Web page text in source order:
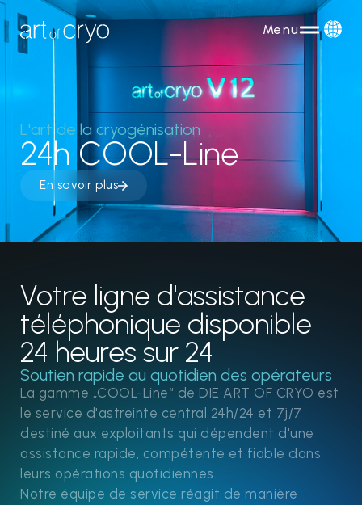
Menu
L'art de la cryogénisation
24h COOL-Line
En savoir plus
Votre ligne d'assistance
téléphonique disponible
24 heures sur 24
Soutien rapide au quotidien des opérateurs
La gamme „COOL-Line“ de DIE ART OF CRYO est
le service d'astreinte central 24h/24 et 7j/7
destiné aux exploitants qui dépendent d'une
assistance rapide, compétente et fiable dans
leurs opérations quotidiennes.
Notre équipe de service réagit de manière